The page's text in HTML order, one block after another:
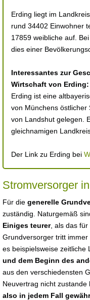
Erding liegt im
rund 34402 Einwohner
17859 weibliche auf.
dies einer
Interessantes zur
Wirtschaft von Erding:
Erding ist eine
von Münchens östlicher
von Landshut gelegen.
gleichnamigen
Der Link zu Erding bei
Stromversorger
Für die generelle
zuständig. Naturgemäß
Einiges teurer, als das für
Grundversorger tritt
es beispielsweise zeitliche
und dem Beginn des
aus den verschiedensten
Neuvertrag nicht zustande
also in jedem Fall